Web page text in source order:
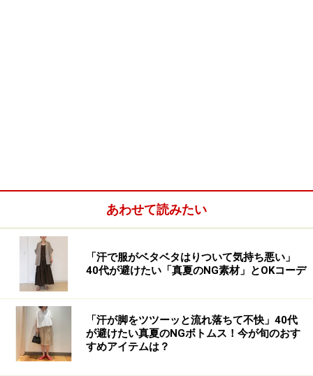
あわせて読みたい
「汗で服がベタベタはりついて気持ち悪い」
40代が避けたい「真夏のNG素材」とOKコーデ
「汗が脚をツツーッと流れ落ちて不快」40代
が避けたい真夏のNGボトムス！今が旬のおす
すめアイテムは？